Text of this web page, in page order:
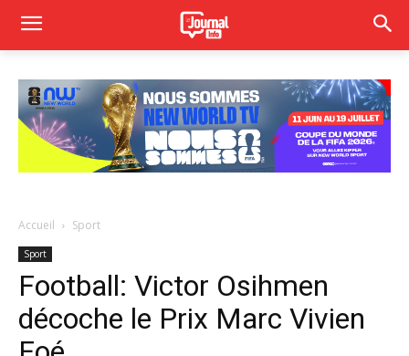
Accueil Sport
Sport
Football: Victor Osihmen
décoche le Prix Marc Vivien